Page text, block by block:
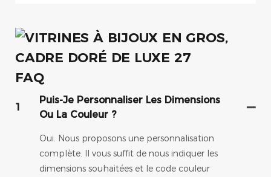
FAQ
1
Puis-Je Personnaliser Les Dimensions
Ou La Couleur ?
Oui. Nous proposons une personnalisation
complète. Il vous suffit de nous indiquer les
dimensions souhaitées et le code couleur